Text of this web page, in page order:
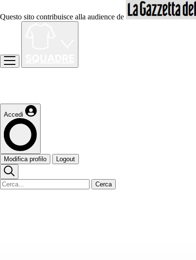
Questo sito contribuisce alla audience de
Accedi
Modifica profilo Logout
Cerca